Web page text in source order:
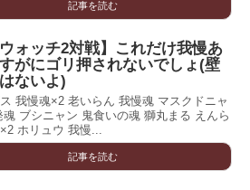
記事を読む
ウォッチ2対戦】これだけ我慢あ
がにゴリ押されないでしょ(壁
ないよ)
ス 我慢魂×2 老いらん 我慢魂 マスクドニャ
魂 ブシニャン 鬼食いの魂 獅丸まる えんら
ホリュウ 我慢...
記事を読む